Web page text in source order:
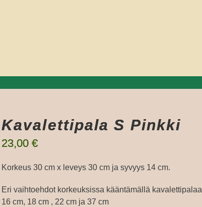
Kavalettipala S Pinkki
23,00€
Korkeus 30 cm x leveys 30 cm ja syvyys 14 cm.
Eri vaihtoehdot korkeuksissa kääntämällä kavalettipalaa
16 cm, 18 cm , 22 cm ja 37 cm